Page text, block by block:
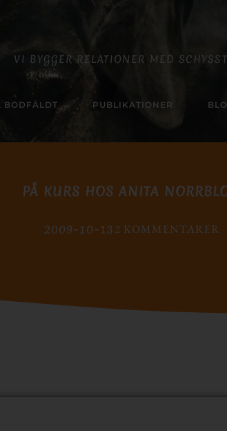
VI BYGGER RELATIONER MED
BODFÄLDT PUBLIKATIONER
PÅ KURS HOS ANITA
2009-10-132 KOMMENTARER